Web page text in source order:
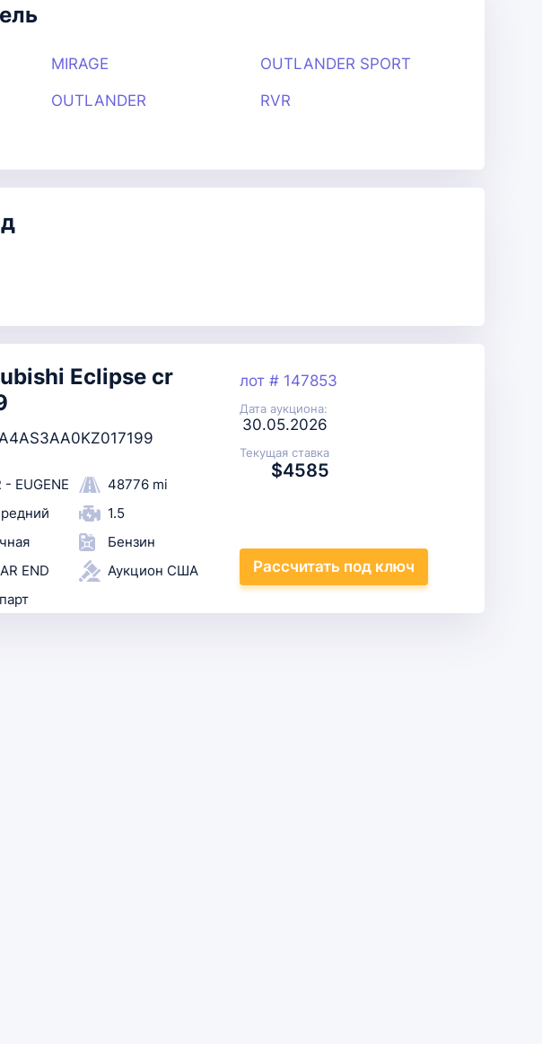
MIRAGE
OUTLANDER
OUTLANDER SPORT
RVR
Eclipse cr
- EUGENE
48776 mi
1.5
Бензин
END
Аукцион США
лот # 147853
Дата аукциона:
30.05.2026
Текущая ставка
$4585
Рассчитать под ключ